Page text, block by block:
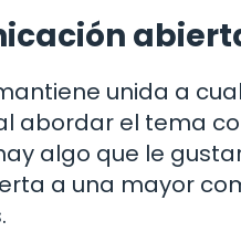
unida a
abordar el tema
algo que le
a una mayor